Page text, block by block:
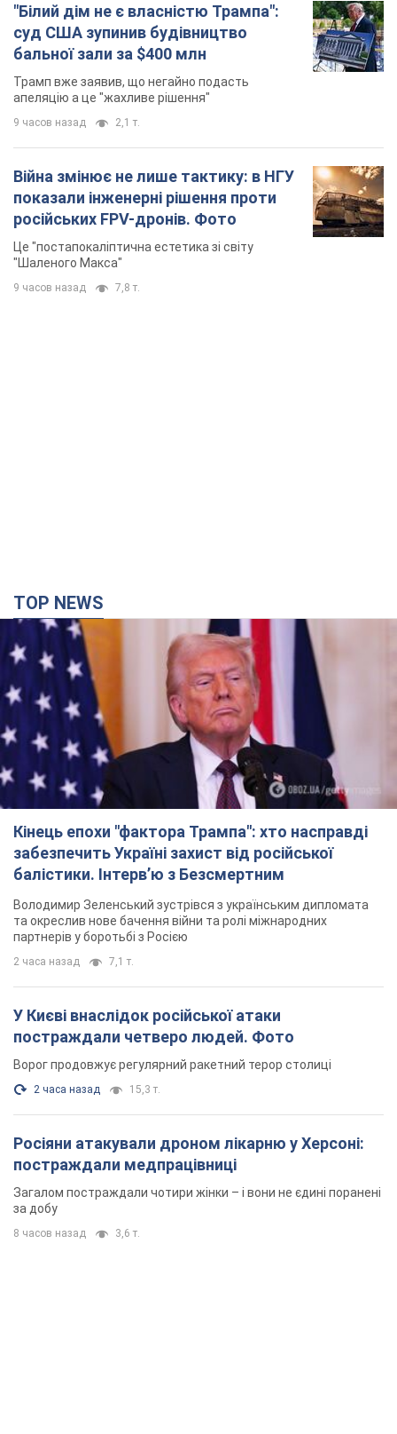
"Білий дім не є власністю Трампа":
суд США зупинив будівництво
бальної зали за $400 млн
Трамп вже заявив, що негайно подасть
апеляцію а це "жахливе рішення"
9 часов назад 2,1 т.
Війна змінює не лише тактику: в НГУ
показали інженерні рішення проти
російських FPV-дронів. Фото
Це "постапокаліптична естетика зі світу
"Шаленого Макса"
9 часов назад 7,8 т.
TOP NEWS
Кінець епохи "фактора Трампа": хто насправді
забезпечить Україні захист від російської
балістики. Інтерв’ю з Безсмертним
Володимир Зеленський зустрівся з українським дипломата
та окреслив нове бачення війни та ролі міжнародних
партнерів у боротьбі з Росією
2 часа назад 7,1 т.
У Києві внаслідок російської атаки
постраждали четверо людей. Фото
Ворог продовжує регулярний ракетний терор столиці
2 часа назад 15,3 т.
Росіяни атакували дроном лікарню у Херсоні:
постраждали медпрацівниці
Загалом постраждали чотири жінки – і вони не єдині поранені
за добу
8 часов назад 3,6 т.